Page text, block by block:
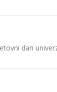
dan